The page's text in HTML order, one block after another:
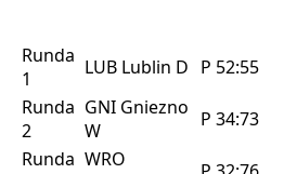
Runda
1
LUB Lublin D P 52:55
Runda
2
GNI Gniezno
W
P 34:73
Runda WRO